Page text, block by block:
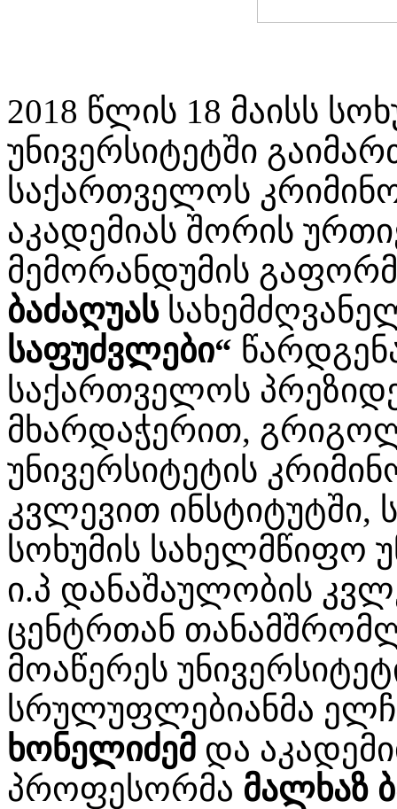
2018 წლის 18 მაისს
უნივერსიტეტში
საქართველოს
აკადემიას შორის
მემორანდუმის
ბაძაღუას
საფუძვლები“
საქართველოს
მხარდაჭერით,
უნივერსიტეტის
კვლევით ინსტიტუტში,
სოხუმის სახელმწიფო
ი.პ დანაშაულობის
ცენტრთან
მოაწერეს
სრულუფლებიანმა
ხონელიძემ და
პროფესორმა მალხაზ